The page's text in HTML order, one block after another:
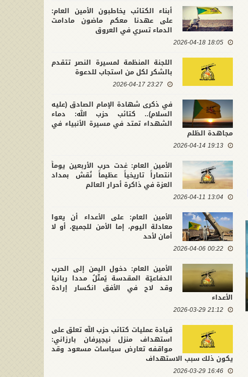
بعد التشييع التاريخي لقائد محور
المقاومة.. الأمين العام لكتائب حزب
الله: نجدد العهد لحامل الراية على
الثبات في النهج المقاوم لهيمنة
المستكبرين والظلمة
2026-07-10 21:40:51
في ذكرى عاشوراء.. كتائب حزب الله :
إن الأولوية التي تفرضها المرحلة
أبناء الكتائب يخاطبون الأمين العام:
على عهدنا معكم ماضون مادامت
الدماء تسري في العروق
18:05 2026-04-18
اللجنة المنظمة لمسيرة النصر تتقدم
بالشكر لكل من استجاب للدعوة
23:27 2026-04-17
في ذكرى شهادة الإمام الصادق (عليه
السلام).. كتائب حزب الله: دماء
الشهداء تمتد في مسيرة الأنبياء في
مجاهدة الظلم
19:13 2026-04-14
الأمين العام: غدت حرب الأربعين يوماً
انتصاراً تاريخياً عظيماً نُقش بمداد
العزة في ذاكرة أحرار العالم
13:04 2026-04-11
الأمين العام: على الأعداء أن يعوا
معادلة اليوم، إما الأمن للجميع، أو لا
أمان لأحد
00:22 2026-04-06
الأمين العام: دخول اليمن إلى الحرب
الدفاعيّة المقدسة يُمثّلُ مددا ربانيا
وقد لاح في الأفق انكسار إرادة
الأعداء
21:12 2026-03-29
قيادة عمليات كتائب حزب الله تعلق على
استهداف منزل نيجيرفان بارزاني:
مواقفه تعارض سياسات مسعود وقد
يكون ذلك سبب الاستهداف
16:46 2026-03-29